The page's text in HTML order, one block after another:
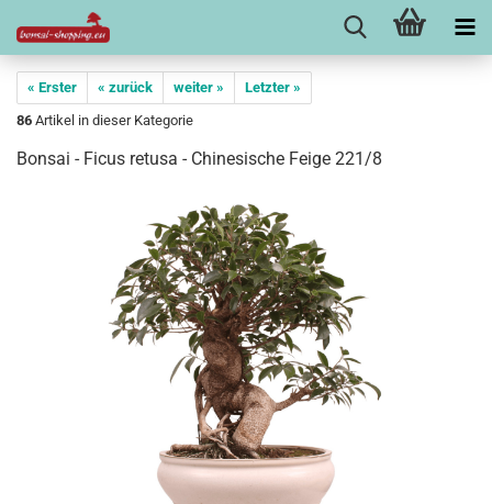
« Erster « zurück weiter »
Letzter »
86 Artikel in dieser Kategorie
Bonsai - Ficus retusa - Chinesische Feige 221/8